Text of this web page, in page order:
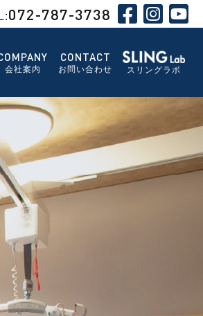
072-787-3738
会社案内
CONTACT
お問い合わせ スリングラボ